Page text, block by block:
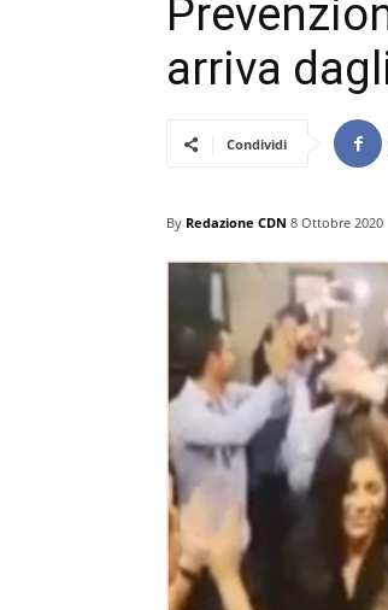
arriva
Condividi
By Redazione CDN 8 Ottobre 2020